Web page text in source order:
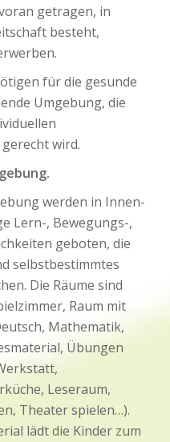
getragen, in
besteht,
für die gesunde
Umgebung, die
wird.
werden in Innen-
Lern-, Bewegungs-,
geboten, die
selbstbestimmtes
Die Räume sind
Raum mit
Mathematik,
Übungen
Leseraum,
Theater spielen…).
lädt die Kinder zum